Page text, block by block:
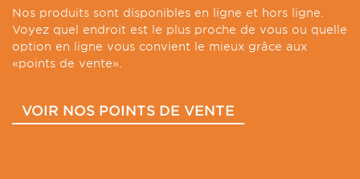
Nos produits sont disponibles en ligne et hors ligne.
Voyez quel endroit est le plus proche de vous ou quelle
option en ligne vous convient le mieux grâce aux
«points de vente».
VOIR NOS POINTS DE VENTE